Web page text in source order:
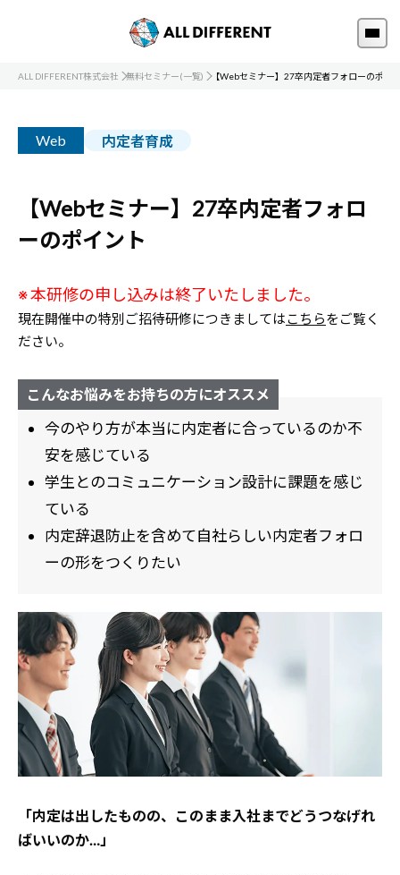
ALL DIFFERENT株式会社 無料セミナー(一覧) 【Webセミナー】27卒内定者フォローのポイ
Web 内定者育成
【Webセミナー】27卒内定者フォロ
ーのポイント
※ 本研修の申し込みは終了いたしました。
現在開催中の特別ご招待研修につきましてはこちらをご覧く
ださい。
こんなお悩みをお持ちの方にオススメ
今のやり方が本当に内定者に合っているのか不
安を感じている
学生とのコミュニケーション設計に課題を感じ
ている
内定辞退防止を含めて自社らしい内定者フォロ
ーの形をつくりたい
「内定は出したものの、このまま入社までどうつなげれ
ばいいのか…」